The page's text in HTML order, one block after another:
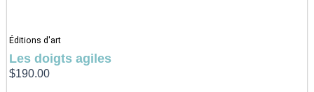
Éditions d'art
Les doigts agiles
$190.00